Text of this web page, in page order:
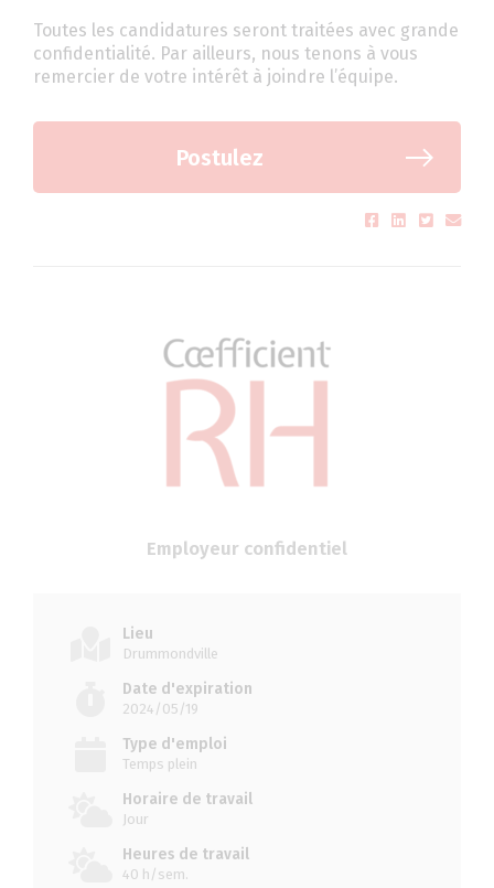
Toutes les candidatures seront traitées avec grande
confidentialité. Par ailleurs, nous tenons à vous
remercier de votre intérêt à joindre l’équipe.
Postulez
Employeur confidentiel
Lieu
Drummondville
Date d'expiration
2024/05/19
Type d'emploi
Temps plein
Horaire de travail
Jour
Heures de travail
40 h/sem.